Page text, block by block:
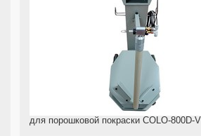
для порошковой покраски COLO-800D-V